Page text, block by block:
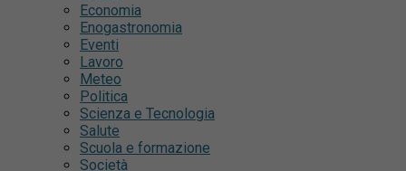
Economia
Enogastronomia
Eventi
Lavoro
Meteo
Politica
Scienza e Tecnologia
Salute
Scuola e formazione
Società